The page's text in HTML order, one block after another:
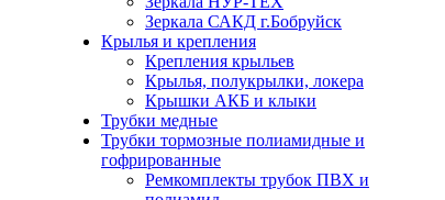
Зеркала САКД г.Бобруйск
Крылья и крепления
Крепления крыльев
Крылья, полукрылки, локера
Крышки АКБ и клыки
Трубки медные
Трубки тормозные полиамидные и
гофрированные
Ремкомплекты трубок ПВХ и